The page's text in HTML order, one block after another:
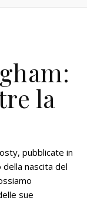
la
pubblicate in
nascita del
sue